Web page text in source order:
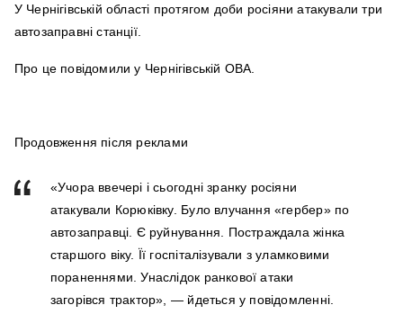
У Чернігівській області протягом доби росіяни атакували три
автозаправні станції.
Про це повідомили у Чернігівській ОВА.
Продовження після реклами
«Учора ввечері і сьогодні зранку росіяни
атакували Корюківку. Було влучання «гербер» по
автозаправці. Є руйнування. Постраждала жінка
старшого віку. Її госпіталізували з уламковими
пораненнями. Унаслідок ранкової атаки
загорівся трактор», — йдеться у повідомленні.